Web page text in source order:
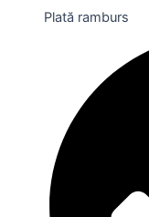
Plată ramburs